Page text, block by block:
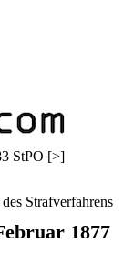
StPO [>]
Strafverfahrens
1877